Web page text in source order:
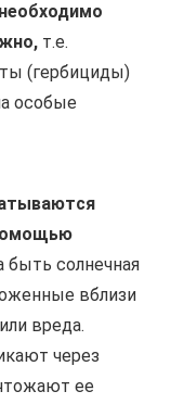
т.е.
(гербициды)
особые
быть солнечная
вблизи
вреда.
через
ее